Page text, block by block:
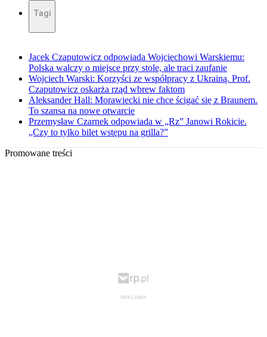
Tagi
Jacek Czaputowicz odpowiada Wojciechowi Warskiemu:
Polska walczy o miejsce przy stole, ale traci zaufanie
Wojciech Warski: Korzyści ze współpracy z Ukrainą. Prof.
Czaputowicz oskarża rząd wbrew faktom
Aleksander Hall: Morawiecki nie chce ścigać się z Braunem.
To szansa na nowe otwarcie
Przemysław Czarnek odpowiada w „Rz” Janowi Rokicie.
„Czy to tylko bilet wstępu na grilla?”
Promowane treści